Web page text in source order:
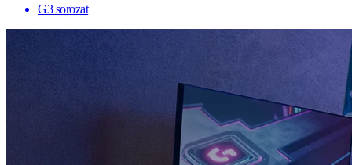
G3 sorozat